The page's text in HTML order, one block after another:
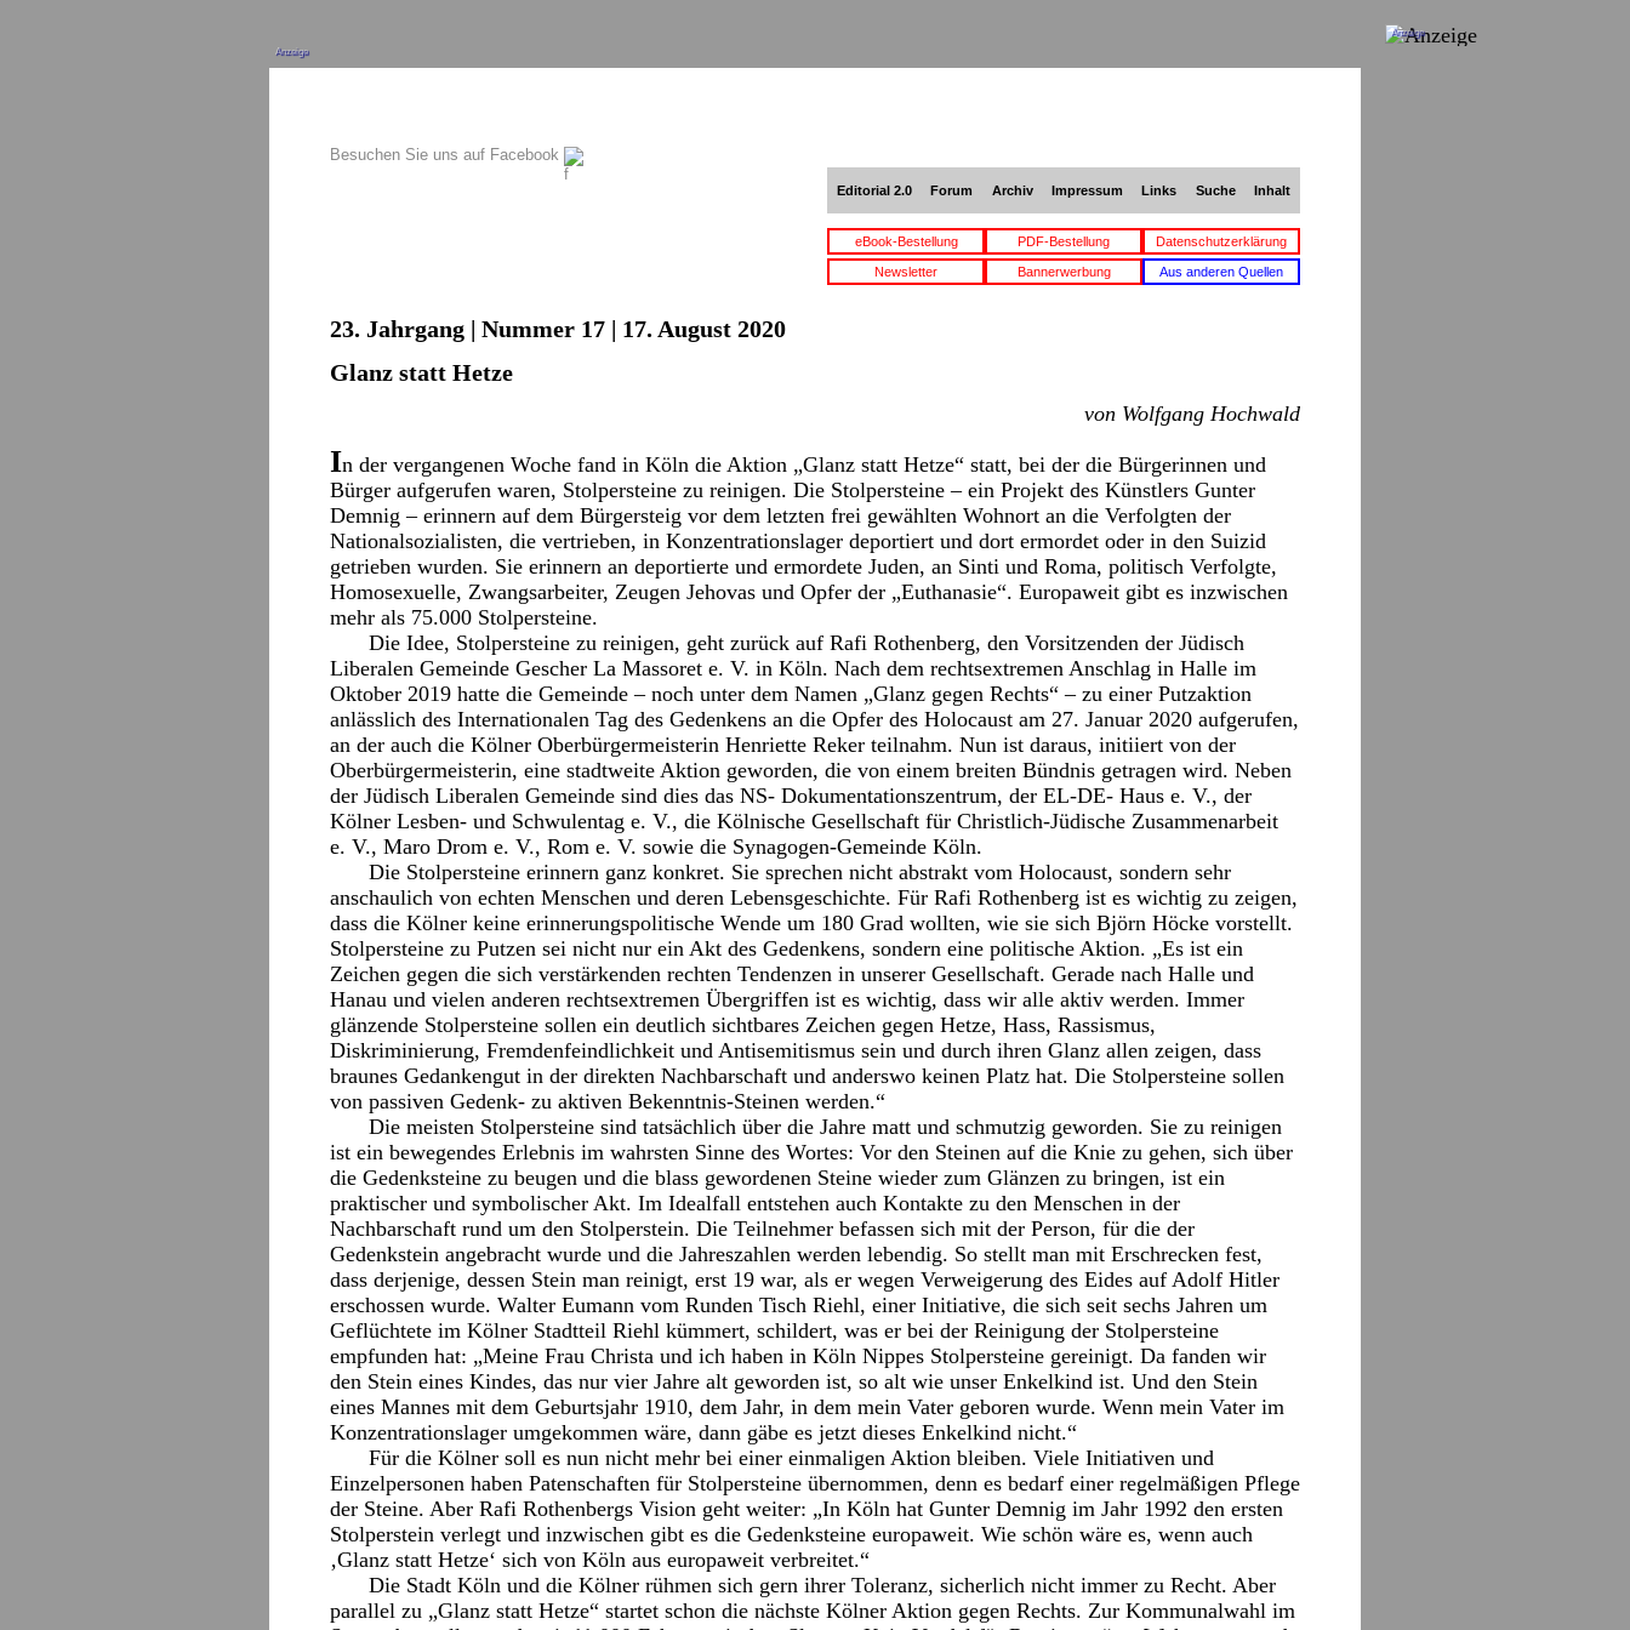
Anzeige
Besuchen Sie uns auf Facebook
Editorial 2.0 Forum Archiv Impressum Links Suche Inhalt
eBook-Bestellung PDF-Bestellung Datenschutzerklärung
Newsletter Bannerwerbung Aus anderen Quellen
23. Jahrgang | Nummer 17 | 17. August 2020
Glanz statt Hetze
von Wolfgang Hochwald
In der vergangenen Woche fand in Köln die Aktion „Glanz statt Hetze“ statt, bei der die Bürgerinnen und
Bürger aufgerufen waren, Stolpersteine zu reinigen. Die Stolpersteine – ein Projekt des Künstlers Gunter
Demnig – erinnern auf dem Bürgersteig vor dem letzten frei gewählten Wohnort an die Verfolgten der
Nationalsozialisten, die vertrieben, in Konzentrationslager deportiert und dort ermordet oder in den Suizid
getrieben wurden. Sie erinnern an deportierte und ermordete Juden, an Sinti und Roma, politisch Verfolgte,
Homosexuelle, Zwangsarbeiter, Zeugen Jehovas und Opfer der „Euthanasie“. Europaweit gibt es inzwischen
mehr als 75.000 Stolpersteine.
Die Idee, Stolpersteine zu reinigen, geht zurück auf Rafi Rothenberg, den Vorsitzenden der Jüdisch
Liberalen Gemeinde Gescher La Massoret e. V. in Köln. Nach dem rechtsextremen Anschlag in Halle im
Oktober 2019 hatte die Gemeinde – noch unter dem Namen „Glanz gegen Rechts“ – zu einer Putzaktion
anlässlich des Internationalen Tag des Gedenkens an die Opfer des Holocaust am 27. Januar 2020 aufgerufen,
an der auch die Kölner Oberbürgermeisterin Henriette Reker teilnahm. Nun ist daraus, initiiert von der
Oberbürgermeisterin, eine stadtweite Aktion geworden, die von einem breiten Bündnis getragen wird. Neben
der Jüdisch Liberalen Gemeinde sind dies das NS- Dokumentationszentrum, der EL-DE- Haus e. V., der
Kölner Lesben- und Schwulentag e. V., die Kölnische Gesellschaft für Christlich-Jüdische Zusammenarbeit
e. V., Maro Drom e. V., Rom e. V. sowie die Synagogen-Gemeinde Köln.
Die Stolpersteine erinnern ganz konkret. Sie sprechen nicht abstrakt vom Holocaust, sondern sehr
anschaulich von echten Menschen und deren Lebensgeschichte. Für Rafi Rothenberg ist es wichtig zu zeigen,
dass die Kölner keine erinnerungspolitische Wende um 180 Grad wollten, wie sie sich Björn Höcke vorstellt.
Stolpersteine zu Putzen sei nicht nur ein Akt des Gedenkens, sondern eine politische Aktion. „Es ist ein
Zeichen gegen die sich verstärkenden rechten Tendenzen in unserer Gesellschaft. Gerade nach Halle und
Hanau und vielen anderen rechtsextremen Übergriffen ist es wichtig, dass wir alle aktiv werden. Immer
glänzende Stolpersteine sollen ein deutlich sichtbares Zeichen gegen Hetze, Hass, Rassismus,
Diskriminierung, Fremdenfeindlichkeit und Antisemitismus sein und durch ihren Glanz allen zeigen, dass
braunes Gedankengut in der direkten Nachbarschaft und anderswo keinen Platz hat. Die Stolpersteine sollen
von passiven Gedenk- zu aktiven Bekenntnis-Steinen werden.“
Die meisten Stolpersteine sind tatsächlich über die Jahre matt und schmutzig geworden. Sie zu reinigen
ist ein bewegendes Erlebnis im wahrsten Sinne des Wortes: Vor den Steinen auf die Knie zu gehen, sich über
die Gedenksteine zu beugen und die blass gewordenen Steine wieder zum Glänzen zu bringen, ist ein
praktischer und symbolischer Akt. Im Idealfall entstehen auch Kontakte zu den Menschen in der
Nachbarschaft rund um den Stolperstein. Die Teilnehmer befassen sich mit der Person, für die der
Gedenkstein angebracht wurde und die Jahreszahlen werden lebendig. So stellt man mit Erschrecken fest,
dass derjenige, dessen Stein man reinigt, erst 19 war, als er wegen Verweigerung des Eides auf Adolf Hitler
erschossen wurde. Walter Eumann vom Runden Tisch Riehl, einer Initiative, die sich seit sechs Jahren um
Geflüchtete im Kölner Stadtteil Riehl kümmert, schildert, was er bei der Reinigung der Stolpersteine
empfunden hat: „Meine Frau Christa und ich haben in Köln Nippes Stolpersteine gereinigt. Da fanden wir
den Stein eines Kindes, das nur vier Jahre alt geworden ist, so alt wie unser Enkelkind ist. Und den Stein
eines Mannes mit dem Geburtsjahr 1910, dem Jahr, in dem mein Vater geboren wurde. Wenn mein Vater im
Konzentrationslager umgekommen wäre, dann gäbe es jetzt dieses Enkelkind nicht.“
Für die Kölner soll es nun nicht mehr bei einer einmaligen Aktion bleiben. Viele Initiativen und
Einzelpersonen haben Patenschaften für Stolpersteine übernommen, denn es bedarf einer regelmäßigen Pflege
der Steine. Aber Rafi Rothenbergs Vision geht weiter: „In Köln hat Gunter Demnig im Jahr 1992 den ersten
Stolperstein verlegt und inzwischen gibt es die Gedenksteine europaweit. Wie schön wäre es, wenn auch
‚Glanz statt Hetze‘ sich von Köln aus europaweit verbreitet.“
Die Stadt Köln und die Kölner rühmen sich gern ihrer Toleranz, sicherlich nicht immer zu Recht. Aber
parallel zu „Glanz statt Hetze“ startet schon die nächste Kölner Aktion gegen Rechts. Zur Kommunalwahl im
Anzeige